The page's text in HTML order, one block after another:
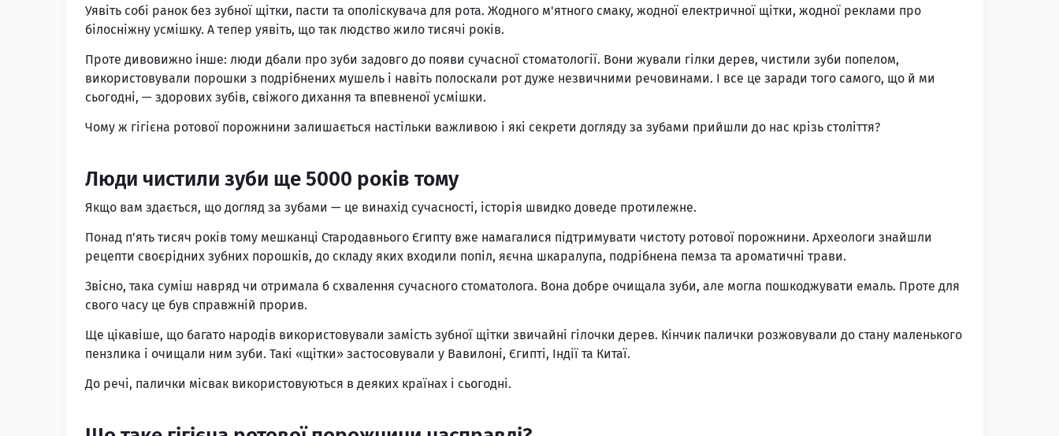
Уявіть собі ранок без зубної щітки, пасти та ополіскувача для рота. Жодного м'ятного смаку, жодної електричної щітки, жодної реклами про
білосніжну усмішку. А тепер уявіть, що так людство жило тисячі років.
Проте дивовижно інше: люди дбали про зуби задовго до появи сучасної стоматології. Вони жували гілки дерев, чистили зуби попелом,
використовували порошки з подрібнених мушель і навіть полоскали рот дуже незвичними речовинами. І все це заради того самого, що й ми
сьогодні, — здорових зубів, свіжого дихання та впевненої усмішки.
Чому ж гігієна ротової порожнини залишається настільки важливою і які секрети догляду за зубами прийшли до нас крізь століття?
Люди чистили зуби ще 5000 років тому
Якщо вам здається, що догляд за зубами — це винахід сучасності, історія швидко доведе протилежне.
Понад п'ять тисяч років тому мешканці Стародавнього Єгипту вже намагалися підтримувати чистоту ротової порожнини. Археологи знайшли
рецепти своєрідних зубних порошків, до складу яких входили попіл, яєчна шкаралупа, подрібнена пемза та ароматичні трави.
Звісно, така суміш навряд чи отримала б схвалення сучасного стоматолога. Вона добре очищала зуби, але могла пошкоджувати емаль. Проте для
свого часу це був справжній прорив.
Ще цікавіше, що багато народів використовували замість зубної щітки звичайні гілочки дерев. Кінчик палички розжовували до стану маленького
пензлика і очищали ним зуби. Такі «щітки» застосовували у Вавилоні, Єгипті, Індії та Китаї.
До речі, палички місвак використовуються в деяких країнах і сьогодні.